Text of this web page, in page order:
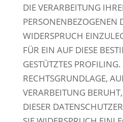
DIE VERARBEITUNG
PERSONENBEZOGENEN
WIDERSPRUCH
FÜR EIN AUF DIESE
GESTÜTZTES
RECHTSGRUNDLAGE,
VERARBEITUNG
DIESER